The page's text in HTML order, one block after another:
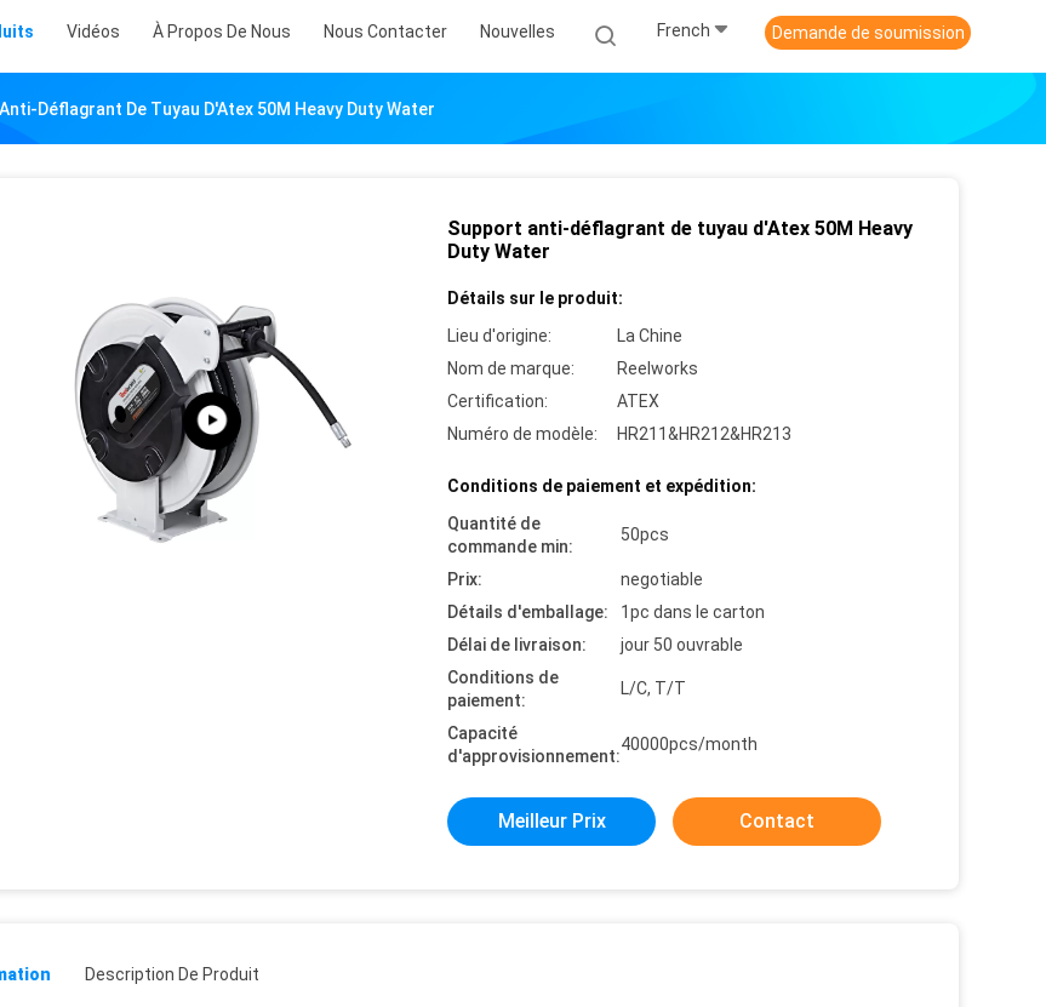
Vidéos À Propos De Nous Nous Contacter Nouvelles French Demande de soumission
Déflagrant De Tuyau D'Atex 50M Heavy Duty Water
Support anti-déflagrant de tuyau d'Atex 50M Heavy
Duty Water
Détails sur le produit:
Lieu d'origine:
La Chine
Nom de marque:
Reelworks
Certification:
ATEX
Numéro de modèle:
HR211&HR212&HR213
Conditions de paiement et expédition:
Quantité de
commande min:
50pcs
Prix:
negotiable
Détails d'emballage:
1pc dans le carton
Délai de livraison:
jour 50 ouvrable
Conditions de
paiement:
L/C, T/T
Capacité
d'approvisionnement:
40000pcs/month
Meilleur Prix Contact
Description De Produit